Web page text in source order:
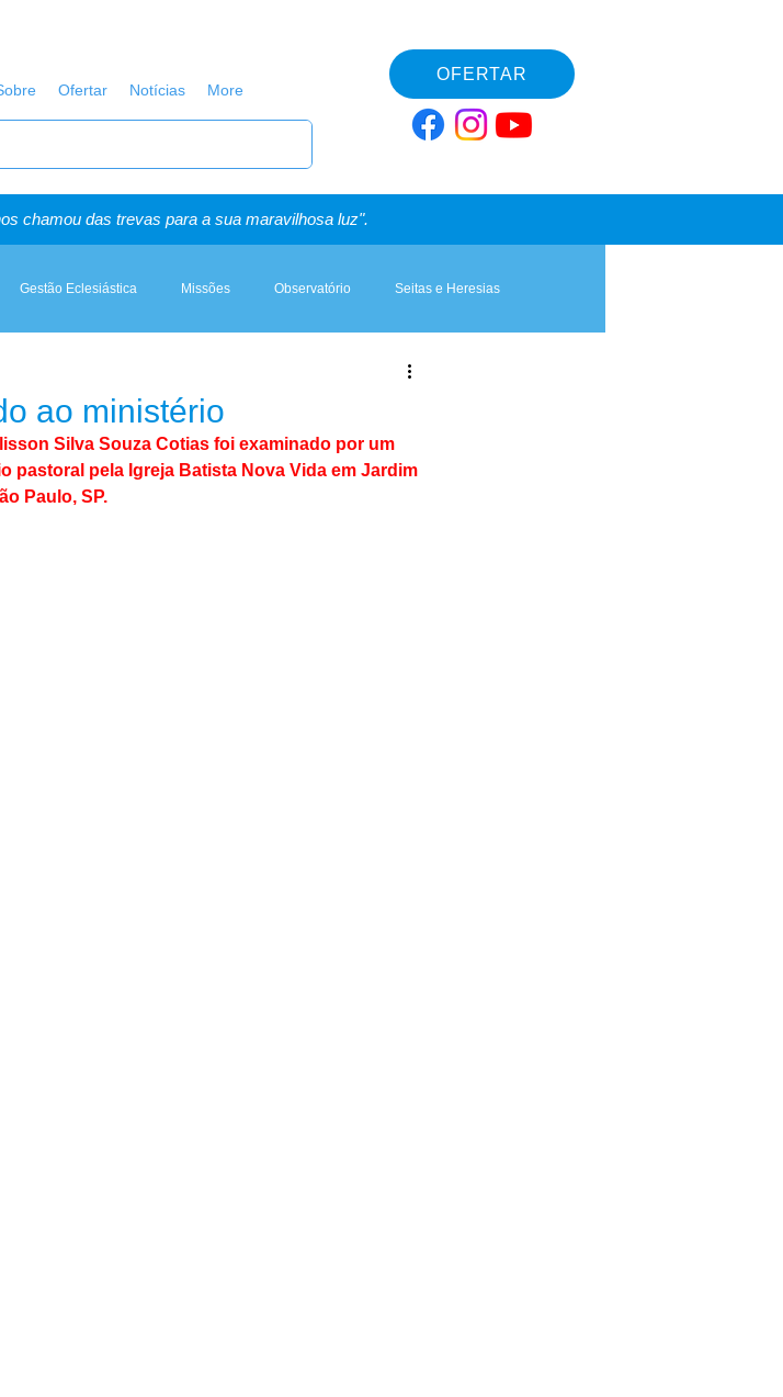
Ofertar Notícias More
OFERTAR
chamou das trevas para a sua maravilhosa luz".
Gestão Eclesiástica Missões Observatório Seitas e Heresias
ao ministério
Silva Souza Cotias foi examinado por um
pastoral pela Igreja Batista Nova Vida em Jardim
Paulo, SP.